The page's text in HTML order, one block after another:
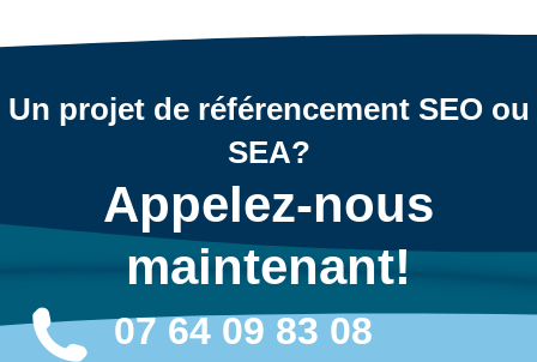
Un projet de référencement SEO ou
SEA?
Appelez-nous
maintenant!
07 64 09 83 08